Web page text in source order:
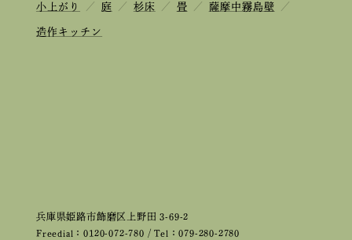
兵庫県姫路市飾磨区上野田 3-69-2
Freedial：0120-072-780 / Tel：079-280-2780
小上がり ／ 庭 ／ 杉床 ／ 畳 ／ 薩摩中霧島壁 ／
造作キッチン